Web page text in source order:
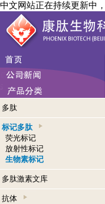
中文网站正在持续更新中
多肽
标记多肽
荧光标记
放射性标记
生物素标记
多肽激素文库
抗体